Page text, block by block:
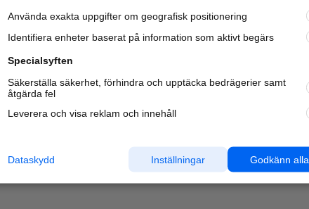
Använda exakta uppgifter om geografisk positionering
Identifiera enheter baserat på information som aktivt begärs
Specialsyften
Säkerställa säkerhet, förhindra och upptäcka bedrägerier samt
åtgärda fel
Leverera och visa reklam och innehåll
Godkänn alla
Inställningar
Dataskydd